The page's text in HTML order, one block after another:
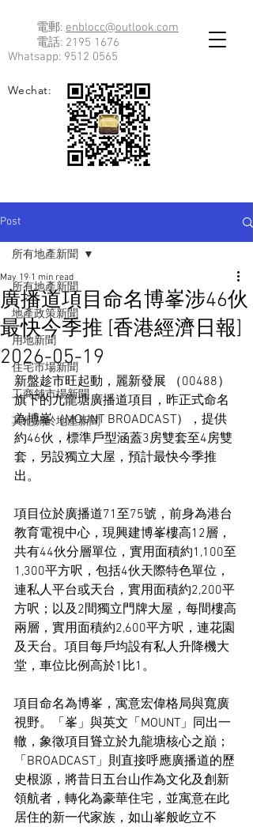
電郵: enblocc@outlook.com
電話: 2195 1676
Whatsapp: 9512 0565
Wechat:
Post
所有地產新聞
地產政策新聞
用地新聞
住宅市場新聞
工商舖市場新聞
其他關於地產新聞
所有地產新聞
廣播道項目命名博峯涉46伙
最快今季推 [香港經濟日報]
2026-05-19
May 19 1 min read
新盤趁市旺起動，麗新發展 （00488）
旗下的九龍塘廣播道項目，昨正式命名
為博峯（MOUNT BROADCAST），提供
約46伙，標準戶型涵蓋3房雙套至4房雙
套，另設獨立大屋，預計最快今季推
出。
項目位於廣播道71至75號，前身為港台
教育電視中心，現興建博峯樓高12層，
共有44伙分層單位，實用面積約1,100至
1,300平方呎，包括4伙天際特色單位，
連私人平台或天台，實用面積約2,200平
方呎；以及2間獨立門牌大屋，每間樓高
兩層，實用面積約2,600平方呎，連花園
及天台。項目每戶均設有私人升降機大
堂，車位比例高於1比1。
項目命名為博峯，寓意宏偉格局與寬廣
視野。「峯」與英文「MOUNT」同出一
轍，象徵項目聳立於九龍塘核心之巔；
「BROADCAST」則直接呼應廣播道的歷
史根源，將昔日五台山作為文化及創新
領航者，轉化為豪華住宅，並寓意在此
居住的新一代家族，如山峯般屹立不